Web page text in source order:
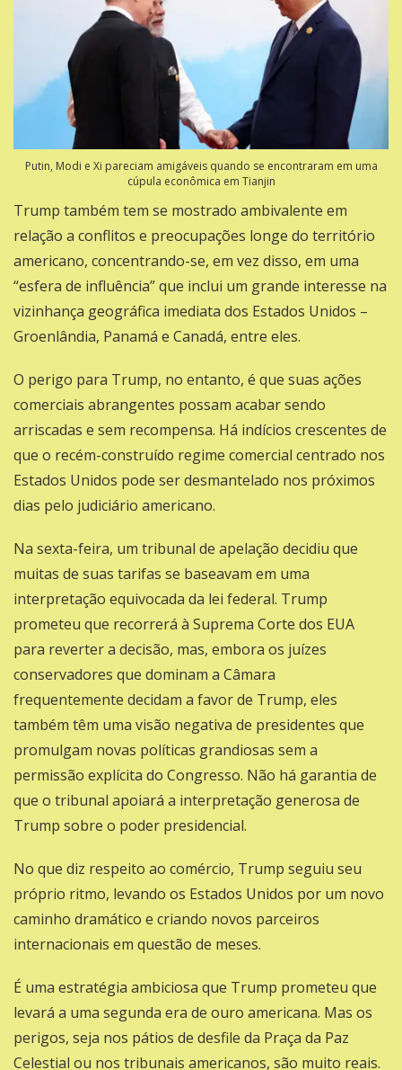
Putin, Modi e Xi pareciam amigáveis ​​quando se encontraram em uma
cúpula econômica em Tianjin
Trump também tem se mostrado ambivalente em
relação a conflitos e preocupações longe do território
americano, concentrando-se, em vez disso, em uma
“esfera de influência” que inclui um grande interesse na
vizinhança geográfica imediata dos Estados Unidos –
Groenlândia, Panamá e Canadá, entre eles.
O perigo para Trump, no entanto, é que suas ações
comerciais abrangentes possam acabar sendo
arriscadas e sem recompensa. Há indícios crescentes de
que o recém-construído regime comercial centrado nos
Estados Unidos pode ser desmantelado nos próximos
dias pelo judiciário americano.
Na sexta-feira, um tribunal de apelação decidiu que
muitas de suas tarifas se baseavam em uma
interpretação equivocada da lei federal. Trump
prometeu que recorrerá à Suprema Corte dos EUA
para reverter a decisão, mas, embora os juízes
conservadores que dominam a Câmara
frequentemente decidam a favor de Trump, eles
também têm uma visão negativa de presidentes que
promulgam novas políticas grandiosas sem a
permissão explícita do Congresso. Não há garantia de
que o tribunal apoiará a interpretação generosa de
Trump sobre o poder presidencial.
No que diz respeito ao comércio, Trump seguiu seu
próprio ritmo, levando os Estados Unidos por um novo
caminho dramático e criando novos parceiros
internacionais em questão de meses.
É uma estratégia ambiciosa que Trump prometeu que
levará a uma segunda era de ouro americana. Mas os
perigos, seja nos pátios de desfile da Praça da Paz
Celestial ou nos tribunais americanos, são muito reais.